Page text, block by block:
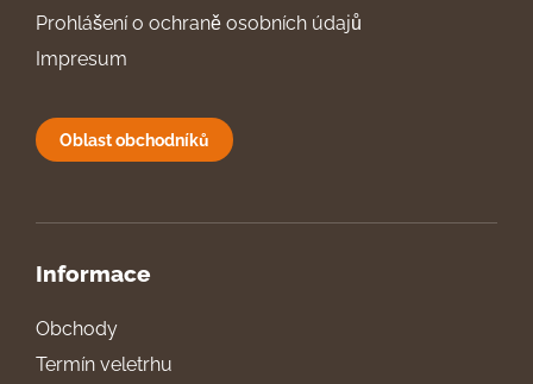
Prohlášení o ochraně osobních údajů
Impresum
Oblast obchodníků
Informace
Obchody
Termín veletrhu